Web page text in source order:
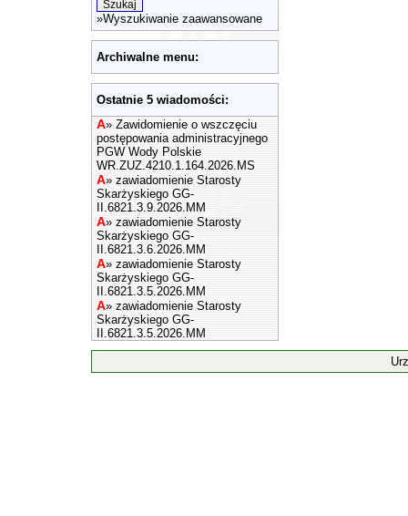
»Wyszukiwanie zaawansowane
Archiwalne menu:
Ostatnie 5 wiadomości:
A» Zawidomienie o wszczęciu
postępowania administracyjnego
PGW Wody Polskie
WR.ZUZ.4210.1.164.2026.MS
A» zawiadomienie Starosty
Skarżyskiego GG-
II.6821.3.9.2026.MM
A» zawiadomienie Starosty
Skarżyskiego GG-
II.6821.3.6.2026.MM
A» zawiadomienie Starosty
Skarżyskiego GG-
II.6821.3.5.2026.MM
A» zawiadomienie Starosty
Skarżyskiego GG-
II.6821.3.5.2026.MM